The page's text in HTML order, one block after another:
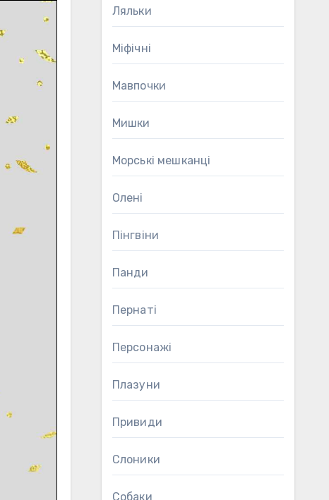
Ляльки
Міфічні
Мавпочки
Мишки
Морські мешканці
Олені
Пінгвіни
Панди
Пернаті
Персонажі
Плазуни
Привиди
Слоники
Собаки